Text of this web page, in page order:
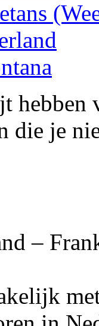
hebben
die je
–